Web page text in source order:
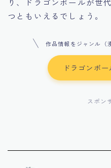
つともいえるでしょう。
作品情報をジャンル（
ドラゴンボ
スポン